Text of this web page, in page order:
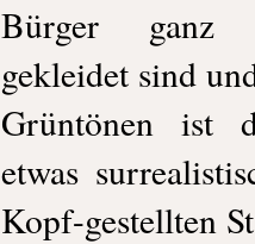
Bürger ganz
gekleidet sind
Grüntönen ist
etwas
Kopf-gestellten